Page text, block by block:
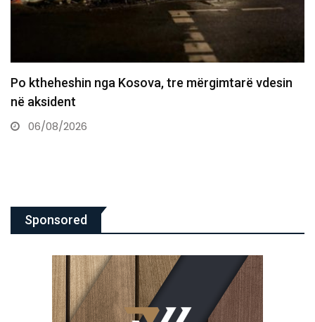
Policia konfirmon ekstradimin e Dukagjin Nikollajt
nga Spanja, i dyshuar…
06/08/2026
Sponsored